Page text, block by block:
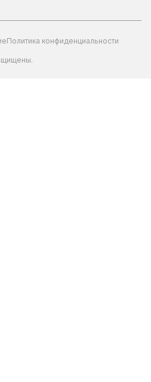
Политика конфиденциальности